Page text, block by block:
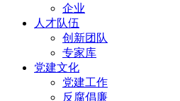
企业
人才队伍
创新团队
专家库
党建文化
党建工作
反腐倡廉